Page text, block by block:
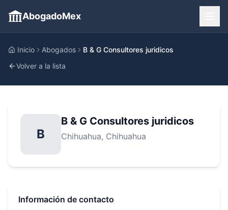
AbogadoMex
Inicio Abogados
B & G Consultores juridicos
Volver a la lista
B
B & G Consultores juridicos
Chihuahua, Chihuahua
Información de contacto